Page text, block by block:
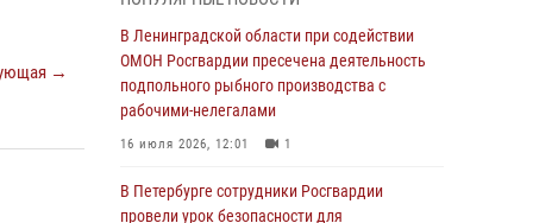
→
вернуться домой
03 августа 2026, 11:51
В Санкт-Петербурге при содействии СОБР
03 августа 2026, 10:15 1
В Ленинградской области при содействии
ОМОН Росгвардии пресечена деятельность
подпольного рыбного производства с
рабочими-нелегалами
16 июля 2026, 12:01 1
В Петербурге сотрудники Росгвардии
провели урок безопасности для